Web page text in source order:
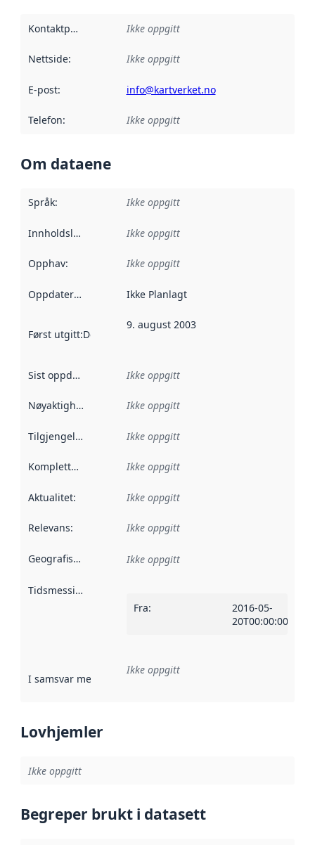
Kontaktpunkt Ikke oppgitt
Nettside: Ikke oppgitt
E-post: info@kartverket.no
Telefon: Ikke oppgitt
Om dataene
Språk: Ikke oppgitt
Innholdsleverandører :
Ikke oppgitt
Opphav: Ikke oppgitt
Oppdateringsfrekvens :
Ikke Planlagt
Først utgitt:Denne datoen sier når dataene i dette
9. august 2003
Sist oppdatert Ikke oppgitt
Nøyaktighet Ikke oppgitt
Tilgjengelighet Ikke oppgitt
Kompletthet Ikke oppgitt
Aktualitet: Ikke oppgitt
Relevans: Ikke oppgitt
Geografisk avgrensning :
Ikke oppgitt
Tidsmessig avgrensning
Fra:
2016-05-
20T00:00:00Z
I samsvar med Referanse til en implementasjonsregel
Ikke oppgitt
Lovhjemler
Ikke oppgitt
Begreper brukt i datasett